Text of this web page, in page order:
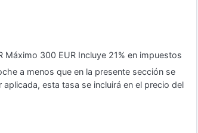
300 EUR Incluye 21% en impuestos
a menos que en la presente sección se
esta tasa se incluirá en el precio del